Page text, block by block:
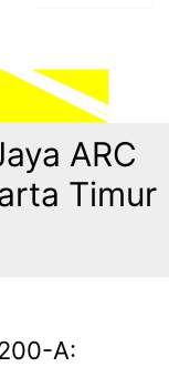
ARC
Timur
A: